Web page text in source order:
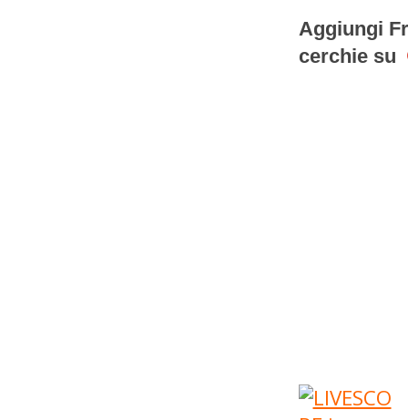
Aggiungi
cerchie su